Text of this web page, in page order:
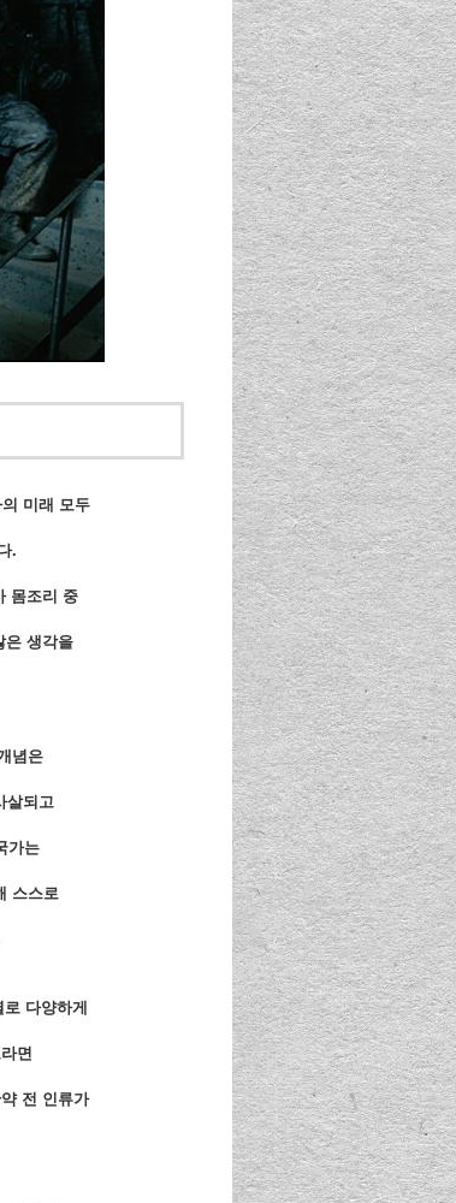
미래 모두
.
몸조리 중
은 생각을
념은
살되고
가는
스스로
다양하게
면
전 인류가